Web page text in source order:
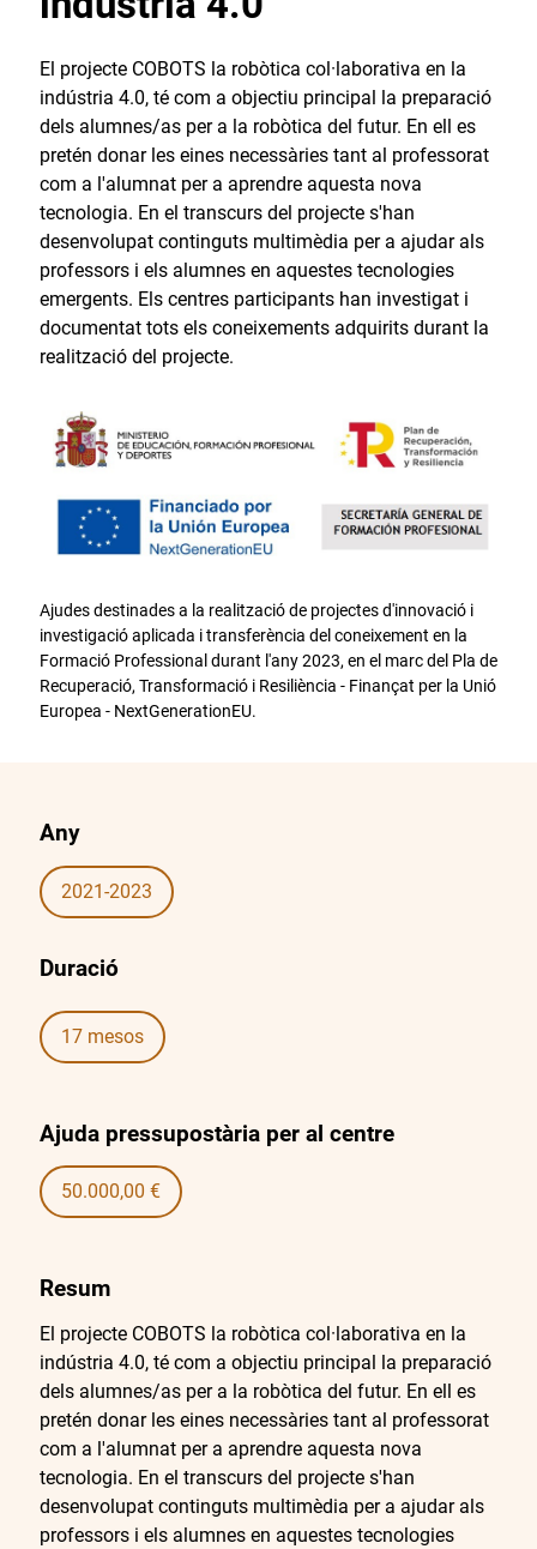
El projecte COBOTS la robòtica col·laborativa en la
indústria 4.0, té com a objectiu principal la preparació
dels alumnes/as per a la robòtica del futur. En ell es
pretén donar les eines necessàries tant al professorat
com a l'alumnat per a aprendre aquesta nova
tecnologia. En el transcurs del projecte s'han
desenvolupat continguts multimèdia per a ajudar als
professors i els alumnes en aquestes tecnologies
emergents. Els centres participants han investigat i
documentat tots els coneixements adquirits durant la
realització del projecte.
Ajudes destinades a la realització de projectes d'innovació i
investigació aplicada i transferència del coneixement en la
Formació Professional durant l'any 2023, en el marc del Pla de
Recuperació, Transformació i Resiliència - Finançat per la Unió
Europea - NextGenerationEU.
Any
2021-2023
Duració
17 mesos
Ajuda pressupostària per al centre
50.000,00 €
Resum
El projecte COBOTS la robòtica col·laborativa en la
indústria 4.0, té com a objectiu principal la preparació
dels alumnes/as per a la robòtica del futur. En ell es
pretén donar les eines necessàries tant al professorat
com a l'alumnat per a aprendre aquesta nova
tecnologia. En el transcurs del projecte s'han
desenvolupat continguts multimèdia per a ajudar als
professors i els alumnes en aquestes tecnologies